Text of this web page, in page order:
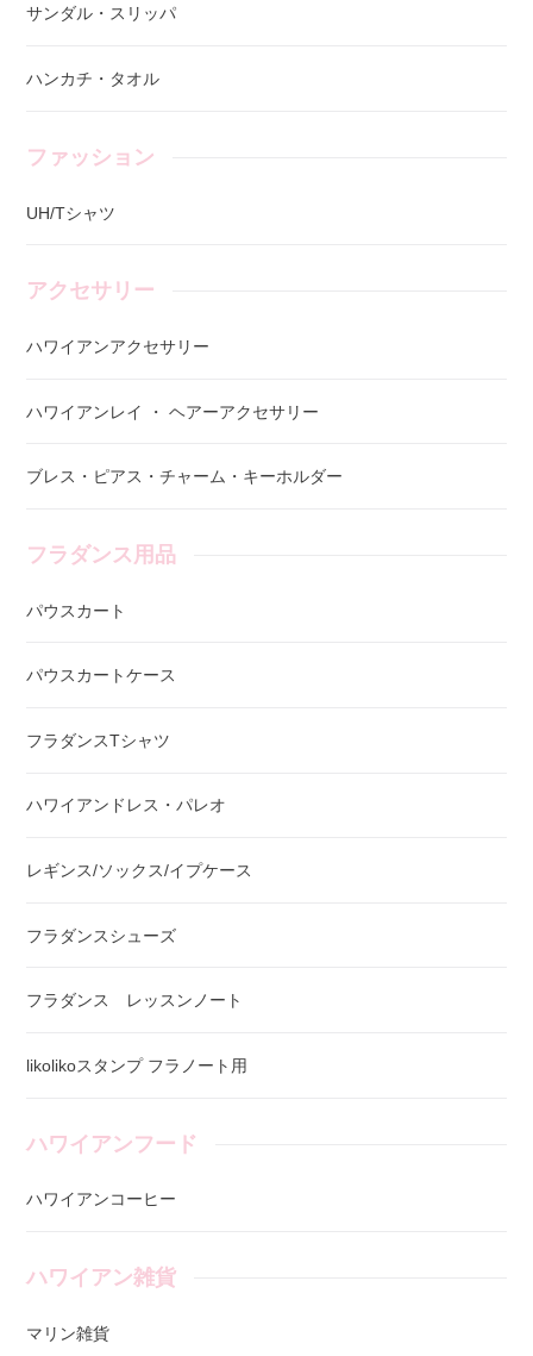
サンダル・スリッパ
ハンカチ・タオル
ファッション
UH/Tシャツ
アクセサリー
ハワイアンアクセサリー
ハワイアンレイ ・ ヘアーアクセサリー
ブレス・ピアス・チャーム・キーホルダー
フラダンス用品
パウスカート
パウスカートケース
フラダンスTシャツ
ハワイアンドレス・パレオ
レギンス/ソックス/イプケース
フラダンスシューズ
フラダンス レッスンノート
likolikoスタンプ フラノート用
ハワイアンフード
ハワイアンコーヒー
ハワイアン雑貨
マリン雑貨